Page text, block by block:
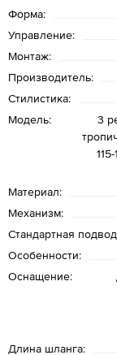
Форма:
Управление:
Монтаж:
Производитель:
Стилистика:
Модель:
3
Материал:
Механизм:
Стандартная
Особенности:
Оснащение:
Длина шланга: